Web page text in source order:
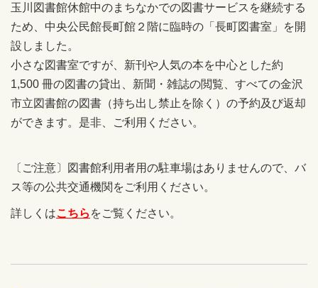
玉川図書館休館中のまちなかでの図書サービスを継続する
ため、中央公民館長町館２階に臨時の「長町図書室」を開
設しました。
小さな図書室ですが、新刊や人気の本を中心とした約
1,500 冊の図書の貸出、新聞・雑誌の閲覧、すべての金沢
市立図書館の図書（持ち出し禁止を除く）の予約及び返却
ができます。是非、ご利用ください。
〔ご注意〕図書館利用者用の駐車場はありませんので、バ
ス等の公共交通機関をご利用ください。
詳しくはこちら をご覧ください。